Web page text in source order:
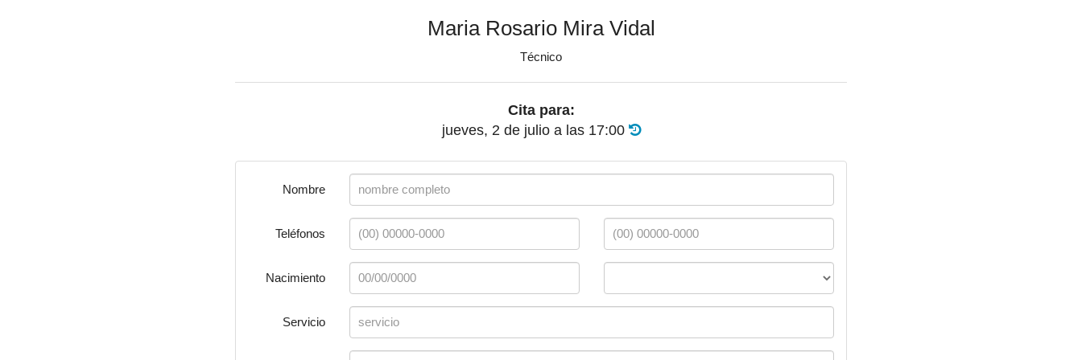
Maria Rosario Mira Vidal
Técnico
Cita para:
jueves, 2 de julio a las 17:00
Nombre
Teléfonos
Nacimiento
Servicio